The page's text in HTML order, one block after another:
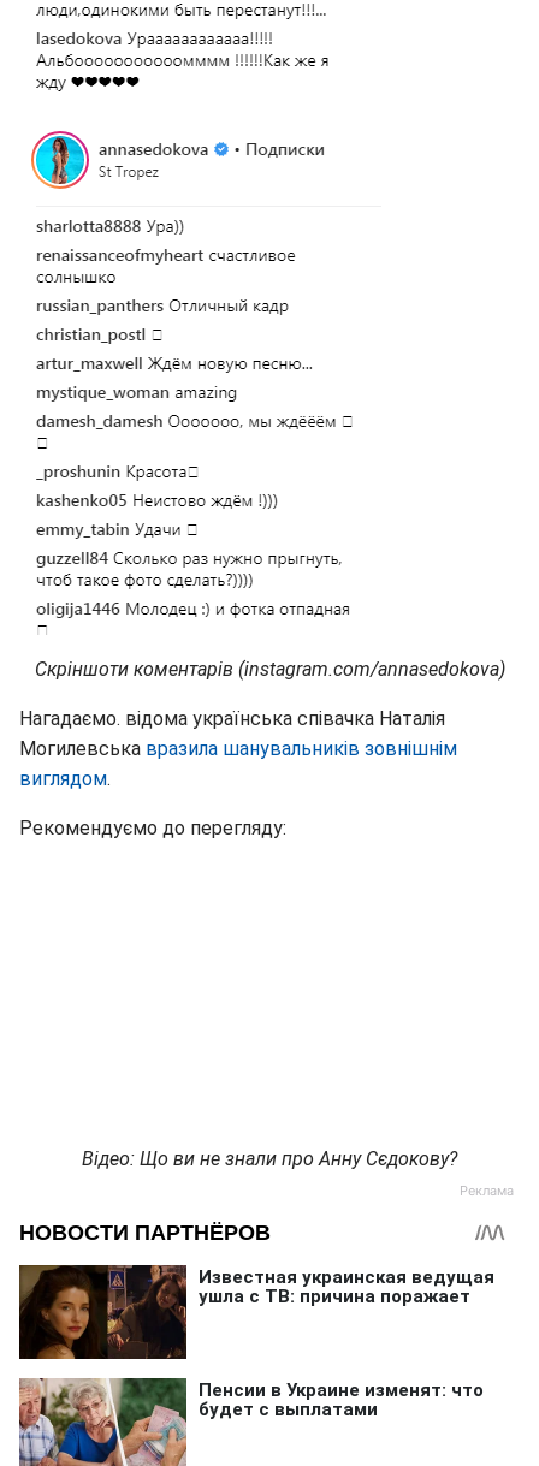
Скріншоти коментарів (instagram.com/annasedokova)
Нагадаємо. відома українська співачка Наталія
Могилевська вразила шанувальників зовнішнім
виглядом.
Рекомендуємо до перегляду:
Відео: Що ви не знали про Анну Сєдокову?